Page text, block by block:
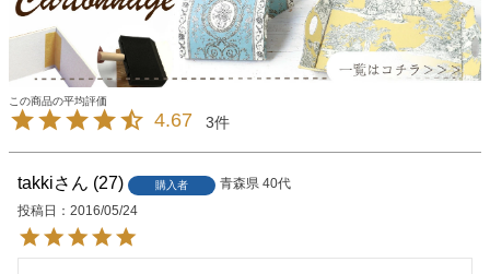
4.67 3
takki 27 購入者 青森県 40代
投稿日
2016/05/24